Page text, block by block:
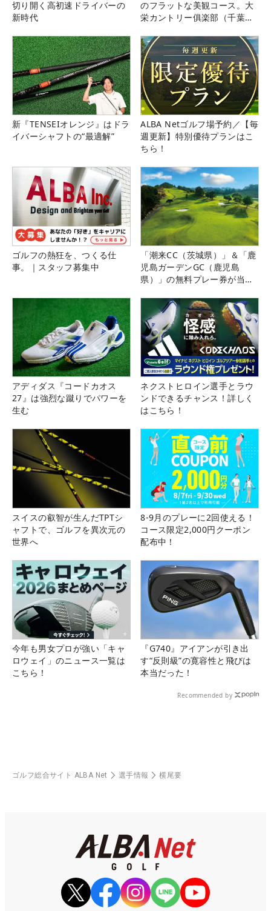
切り開く高初速ドライバーの
新時代
のフラットな美観コース。大
栄カントリー俱楽部（千葉
新『TENSEIオレンジ』はドラ
イバーシャフトの“最適解”
ALBA Netゴルフ場予約／【毎
週更新】特別優待プランはこ
ちら！
ゴルフの熱狂を、つくる仕
事。｜スタッフ募集中
「潮来CC（茨城県）」＆「鹿
児島ガーデンGC（鹿児島
県）」の無料プレー券が当た
アディダス『コードカオス
27』は強烈な蹴りでパワーを
生む
ネクストヒロイン選手とラウ
ンドできるチャンス！詳しく
はこちら！
スイスの叡智が生んだTPTシ
ャフトで、ゴルフを異次元の
世界へ
8-9月のプレーに2回使える！
コース限定2,000円クーポン
配布中！
今年も男女プロが強い「キャ
ロウェイ」のニュース一覧は
こちら！
『G740』アイアンが引き出
す“反則級”の寛容性と飛びは
本当だった！
Recommended by
ゴルフ総合サイト ALBA Net 選手情報 横尾要